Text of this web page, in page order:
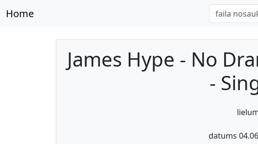
Home
James Hype - No
-
datums